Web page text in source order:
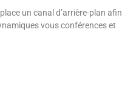
un canal d’arrière-plan afin
vous conférences et